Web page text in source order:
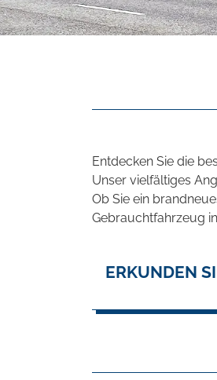
Entdecken Sie die
Unser vielfältiges
Ob Sie ein
Gebrauchtfahrzeug
ERKUNDEN